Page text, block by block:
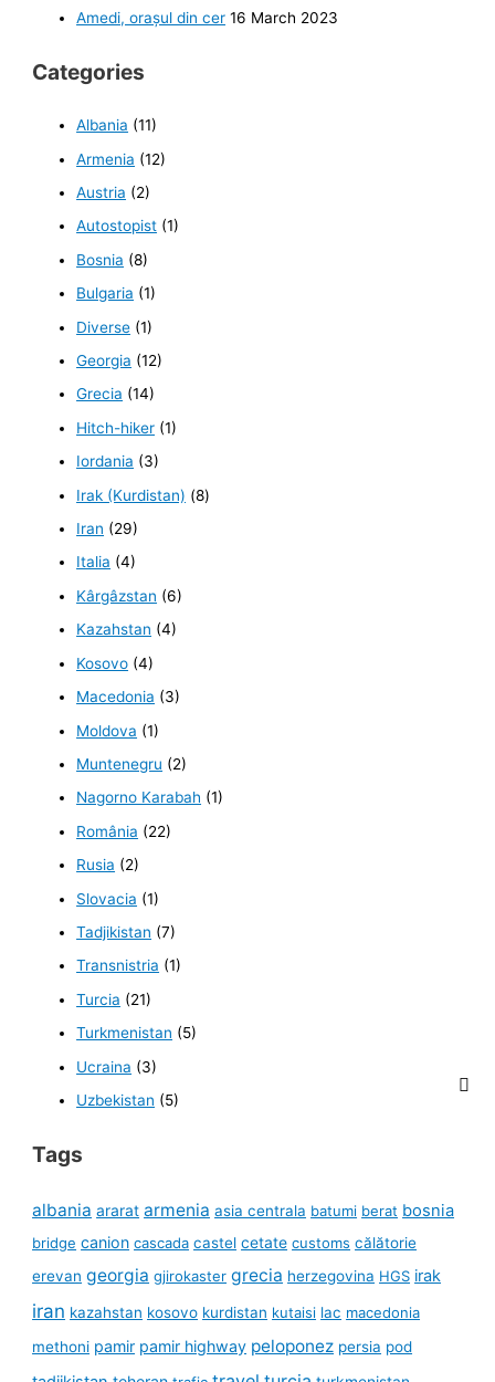
Amedi, orașul din cer 16 March 2023
Categories
Albania (11)
Armenia (12)
Austria (2)
Autostopist (1)
Bosnia (8)
Bulgaria (1)
Diverse (1)
Georgia (12)
Grecia (14)
Hitch-hiker (1)
Iordania (3)
Irak (Kurdistan) (8)
Iran (29)
Italia (4)
Kârgâzstan (6)
Kazahstan (4)
Kosovo (4)
Macedonia (3)
Moldova (1)
Muntenegru (2)
Nagorno Karabah (1)
România (22)
Rusia (2)
Slovacia (1)
Tadjikistan (7)
Transnistria (1)
Turcia (21)
Turkmenistan (5)
Ucraina (3)
Uzbekistan (5)
Tags
albania ararat armenia asia centrala batumi berat bosnia
bridge canion cascada castel cetate customs călătorie
erevan georgia gjirokaster grecia herzegovina HGS irak
iran kazahstan kosovo kurdistan kutaisi lac macedonia
methoni pamir pamir highway peloponez persia pod